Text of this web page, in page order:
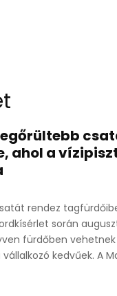
ahol a
rendez
során
fürdőben vehetnek
kedvűek. A